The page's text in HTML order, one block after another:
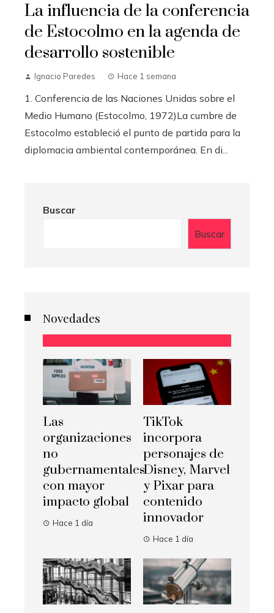
La influencia de la conferencia
de Estocolmo en la agenda de
desarrollo sostenible
Ignacio Paredes Hace 1 semana
1. Conferencia de las Naciones Unidas sobre el
Medio Humano (Estocolmo, 1972)La cumbre de
Estocolmo estableció el punto de partida para la
diplomacia ambiental contemporánea. En di...
Buscar
Buscar
Novedades
Las
organizaciones
no
gubernamentales
con mayor
impacto global
Hace 1 día
TikTok
incorpora
personajes de
Disney, Marvel
y Pixar para
contenido
innovador
Hace 1 día